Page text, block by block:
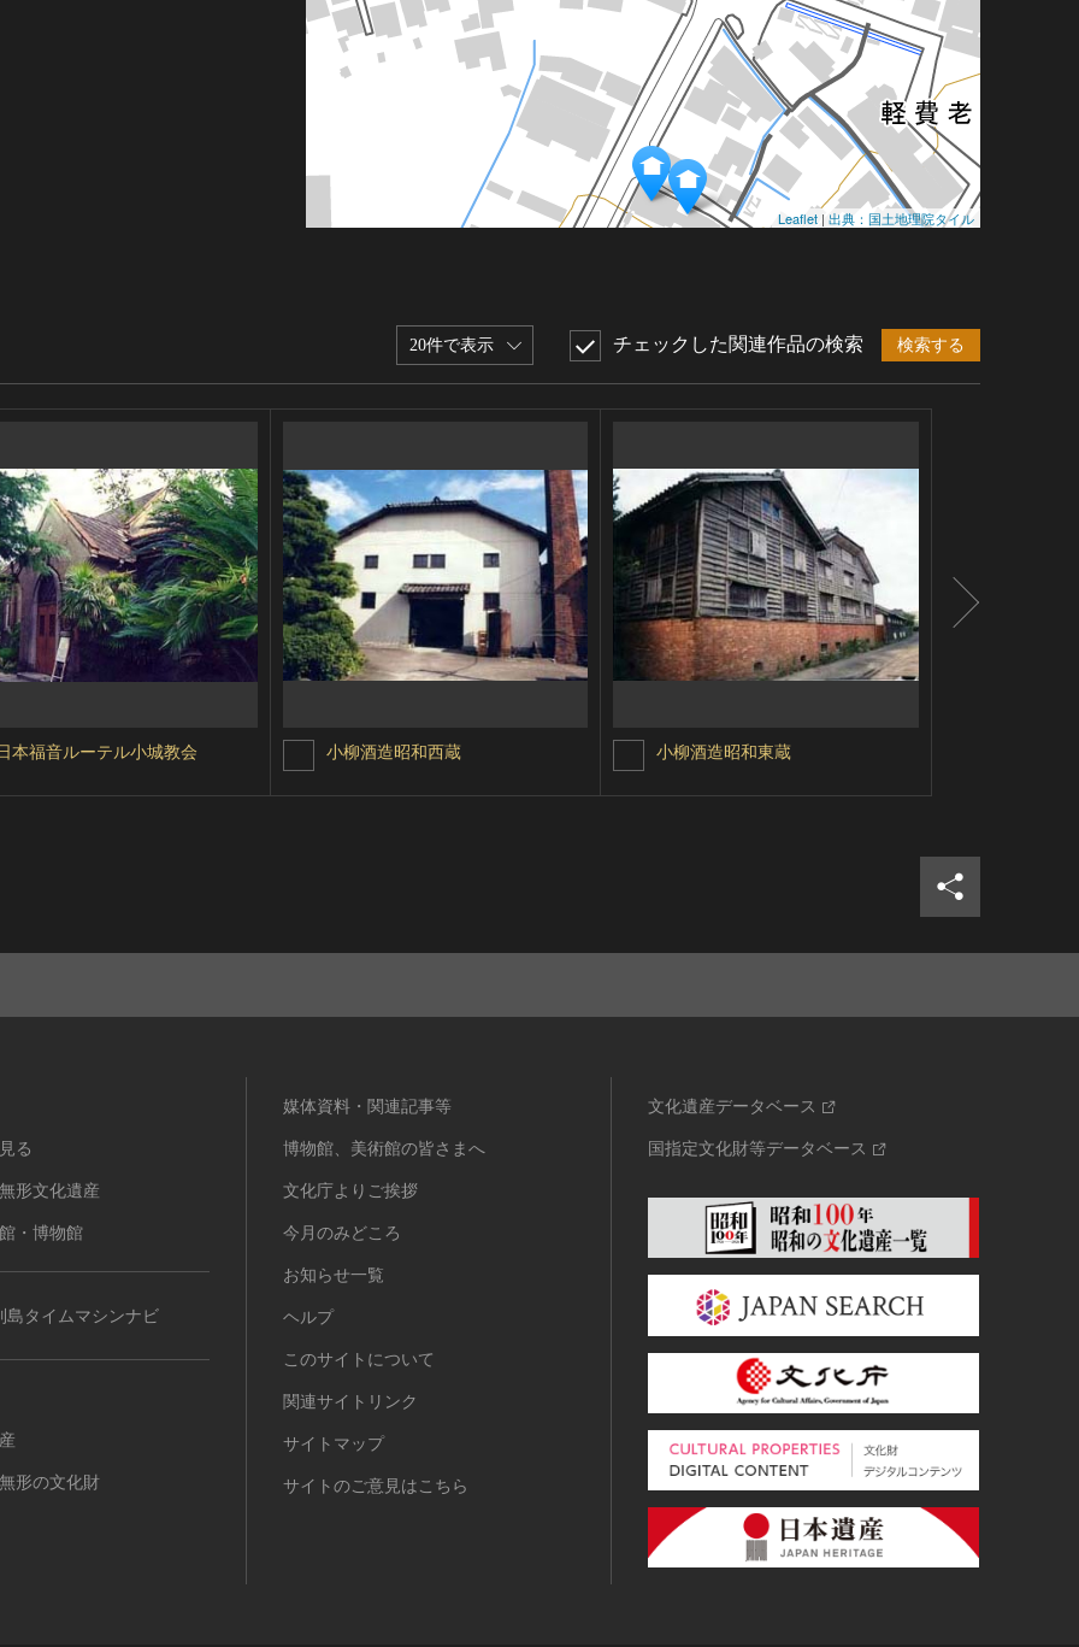
Leaflet | 出典：国土地理院タイル
20件で表示 チェックした関連作品の検索 検索する
本福音ルーテル小城教会 小柳酒造昭和西蔵 小柳酒造昭和東蔵
る
形文化遺産
・博物館
島タイムマシンナビ
形の文化財
媒体資料・関連記事等
博物館、美術館の皆さまへ
文化庁よりご挨拶
今月のみどころ
お知らせ一覧
ヘルプ
このサイトについて
関連サイトリンク
サイトマップ
サイトのご意見はこちら
文化遺産データベース
国指定文化財等データベース